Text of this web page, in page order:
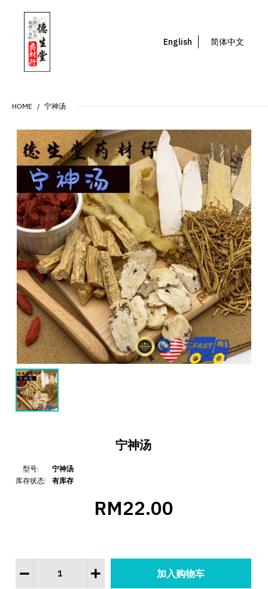
English 简体中文
HOME 宁神汤
宁神汤
型号:
库存状态:
宁神汤
有库存
RM22.00